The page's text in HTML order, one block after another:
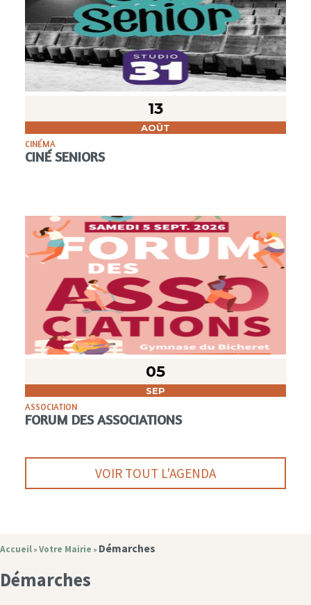
13
AOÛT
CINÉMA
CINÉ SENIORS
05
SEP
ASSOCIATION
FORUM DES ASSOCIATIONS
VOIR TOUT L'AGENDA
Accueil » Votre Mairie » Démarches
Démarches